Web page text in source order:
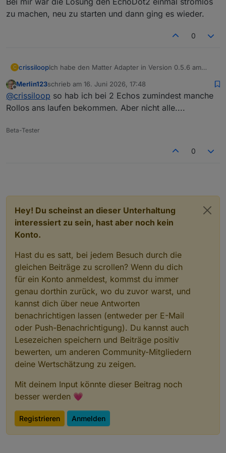
zu machen, neu zu starten und dann ging es wieder.
0
C crissiloopIch habe den Matter Adapter in Version 0.5.6 am
Datenpunkte "nicht erreichbar" waren.
Bei mir war die Lösung den EchoDot2 einmal
stromlos zu machen, neu zu starten und dann ging
Offline
Merlin123schrieb am 16. Juni 2026, 17:48
zuletzt editiert von
@crissiloop so hab ich bei 2 Echos zumindest manche
Rollos ans laufen bekommen. Aber nicht alle....
Beta-Tester
0
Hey! Du scheinst an dieser Unterhaltung
interessiert zu sein, hast aber noch kein
Konto.
Hast du es satt, bei jedem Besuch durch die
gleichen Beiträge zu scrollen? Wenn du dich
für ein Konto anmeldest, kommst du immer
genau dorthin zurück, wo du zuvor warst, und
kannst dich über neue Antworten
benachrichtigen lassen (entweder per E-Mail
oder Push-Benachrichtigung). Du kannst auch
Lesezeichen speichern und Beiträge positiv
bewerten, um anderen Community-Mitgliedern
deine Wertschätzung zu zeigen.
Mit deinem Input könnte dieser Beitrag noch
besser werden 💗
Registrieren Anmelden